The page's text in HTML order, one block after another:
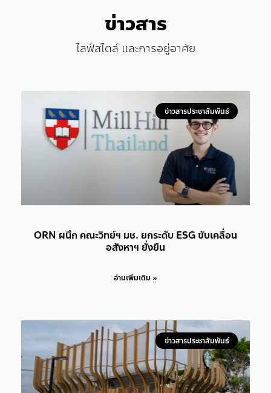
ข่าวสาร
ไลฟ์สไตล์ และการอยู่อาศัย
ข่าวสารประชาสัมพันธ์
ORN ผนึก คณะวิทย์ฯ มช. ยกระดับ ESG ขับเคลื่อน
อสังหาฯ ยั่งยืน
อ่านเพิ่มเติม »
ข่าวสารประชาสัมพันธ์